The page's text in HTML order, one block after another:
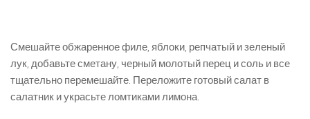
Смешайте обжаренное филе, яблоки, репчатый и зеленый
лук, добавьте сметану, черный молотый перец и соль и все
тща­тельно перемешайте. Переложите готовый салат в
салатник и украсьте ломтиками лимона.